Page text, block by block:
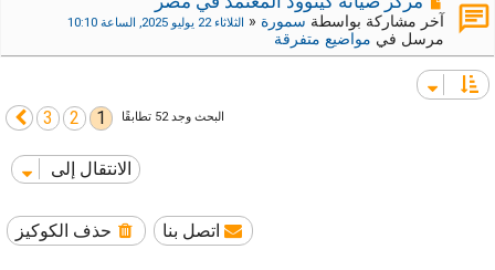
د
ة
ة
ج
د
ي
د
ة
ش
ر
ك
ة
ج
آخر مشاركة بواسطة سمورة« الثلاثاء 22 يوليو 2025, الساعة 10:10
مرسل في مواضيع متفرقة
البحث وجد 52 تطابقًا 1
2
3التالي
الانتقال إلى
حذف الكوكيز اتصل بنا